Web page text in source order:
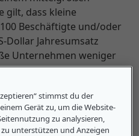
gilt, dass kleine
Beschäftigte und/oder
Dollar Jahresumsatz
Unternehmen weniger
weniger als 1 Milliarde
stimmst du der
Gerät zu, um die Website-
zu analysieren,
unterstützen und Anzeigen